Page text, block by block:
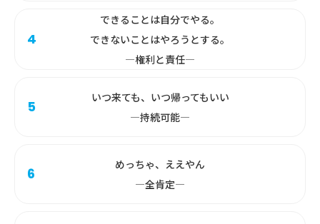
できることは自分でやる。
できないことはやろうとする。
―権利と責任―
いつ来ても、いつ帰ってもいい
―持続可能―
めっちゃ、ええやん
―全肯定―